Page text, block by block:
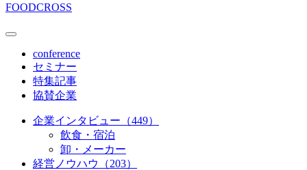
FOODCROSS
conference
セミナー
特集記事
協賛企業
企業インタビュー（449）
飲食・宿泊
卸・メーカー
経営ノウハウ（203）